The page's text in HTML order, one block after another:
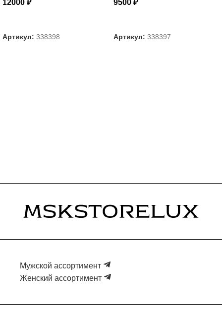
12000 ₽
Артикул: 338398
9500 ₽
Артикул: 338397
Мужской ассортимент
Женский ассортимент